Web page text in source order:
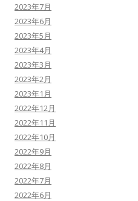
2023年7月
2023年6月
2023年5月
2023年4月
2023年3月
2023年2月
2023年1月
2022年12月
2022年11月
2022年10月
2022年9月
2022年8月
2022年7月
2022年6月